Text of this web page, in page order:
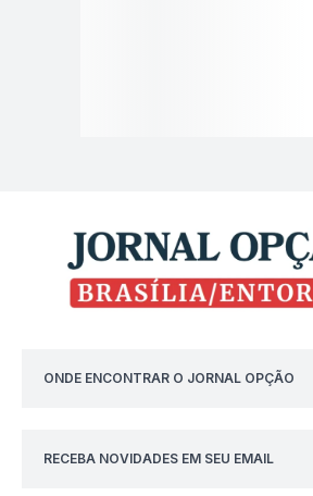
ONDE ENCONTRAR O JORNAL OPÇÃO
RECEBA NOVIDADES EM SEU EMAIL